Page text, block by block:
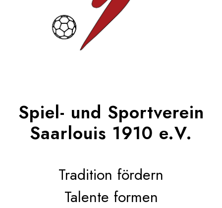
Spiel- und Sportverein
Saarlouis 1910 e.V.
Tradition fördern
Talente formen